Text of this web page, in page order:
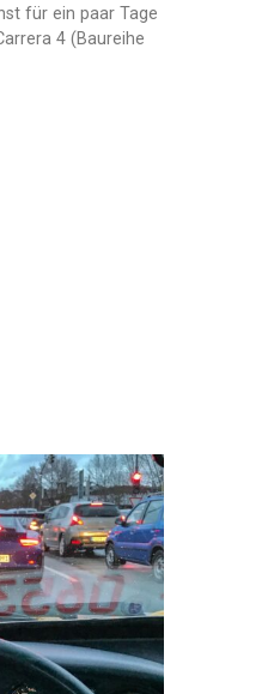
für ein paar Tage
4 (Baureihe